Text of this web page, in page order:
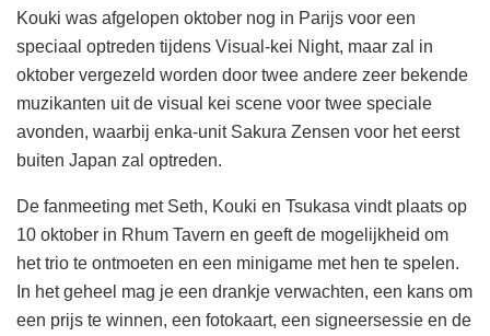
Kouki was afgelopen oktober nog in Parijs voor een
speciaal optreden tijdens Visual-kei Night, maar zal in
oktober vergezeld worden door twee andere zeer bekende
muzikanten uit de visual kei scene voor twee speciale
avonden, waarbij enka-unit Sakura Zensen voor het eerst
buiten Japan zal optreden.
De fanmeeting met Seth, Kouki en Tsukasa vindt plaats op
10 oktober in Rhum Tavern en geeft de mogelijkheid om
het trio te ontmoeten en een minigame met hen te spelen.
In het geheel mag je een drankje verwachten, een kans om
een prijs te winnen, een fotokaart, een signeersessie en de